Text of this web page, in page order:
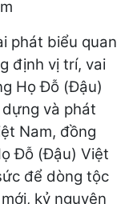
phát biểu quan
định vị trí, vai
Họ Đỗ (Đậu)
và phát
Nam, đồng
Đỗ (Đậu) Việt
để dòng tộc
kỷ nguyên